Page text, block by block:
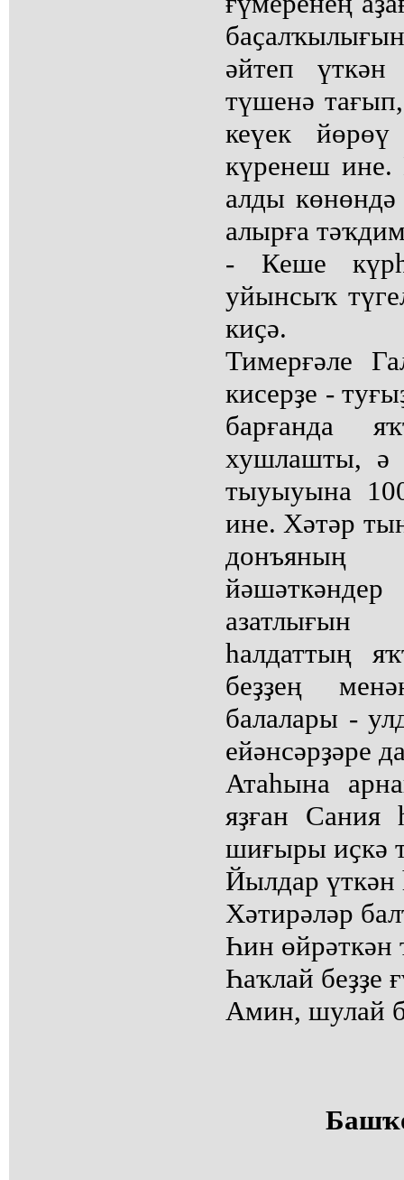
әйтеп үткән
түшенә
кеүек
күренеш ине.
алды
алырға
- Кеше
уйынсыҡ
киҫә.
Тимерғәле
кисерҙе -
барғанда
хушлашты, ә
тыуыуына
ине. Хәтәр
донъяның
һалдаттың
беҙҙең
балалары -
ейәнсәрҙәре
Атаһына
яҙған Сания
шиғыры иҫкә
Йылдар үткән
Хәтирәләр
Һин
Һаҡлай беҙҙе
Амин, шулай